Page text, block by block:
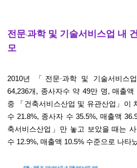
전문·과학 및 기술서비스업 내
모
2010년 「 전문·과학 및 기술서비스
64,236개 , 종사자수 약 49만 명,매출액
중 「 건축서비스산업 및 유관산업」 이
수 21.8%, 종사자 수 35.5%,매출액
축서비스산업 」 만 놓고 보았을 때는
수 12.9%, 매출액 10.5% 수준으로 나타